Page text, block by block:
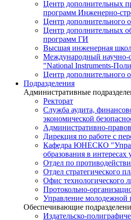
Центр дополнительных
программ Инженерно-
Центр
Центр дополнительных
программ ГИ
Высшая инженерная
Международный научно-
"National Instruments-
Центр
Подразделения
Административные
Ректорат
Служба аудита,
экономической
Административно-
Дирекция по работе с
Кафедра ЮНЕСКО
образования в интересах
Отдел по
Отдел стратегического
Офис технологического
Протокольно-
Управление молодежной
Обеспечивающие
Издательско-